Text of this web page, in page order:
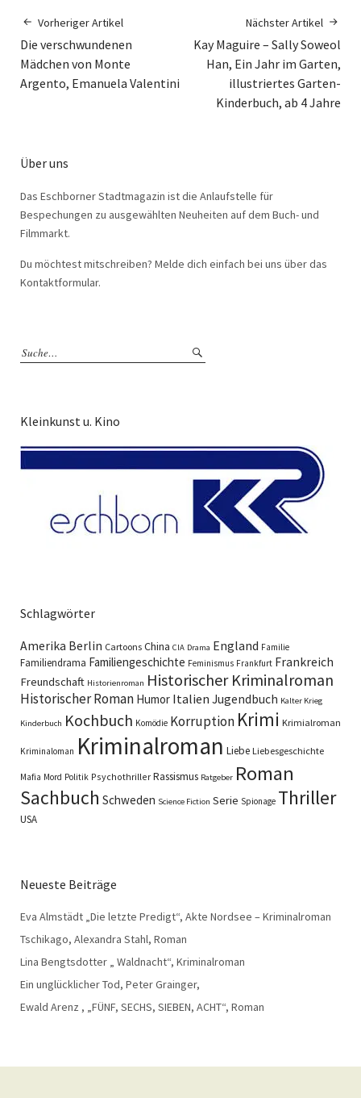
Vorheriger Artikel
Die verschwundenen
Mädchen von Monte
Argento, Emanuela Valentini
Nächster Artikel
Kay Maguire – Sally Soweol
Han, Ein Jahr im Garten,
illustriertes Garten-
Kinderbuch, ab 4 Jahre
Über uns
Das Eschborner Stadtmagazin ist die Anlaufstelle für
Bespechungen zu ausgewählten Neuheiten auf dem Buch- und
Filmmarkt.
Du möchtest mitschreiben? Melde dich einfach bei uns über das
Kontaktformular.
Kleinkunst u. Kino
Schlagwörter
Amerika Berlin Cartoons China CIA Drama England Familie
Familiendrama Familiengeschichte Feminismus Frankfurt Frankreich
Freundschaft Historienroman Historischer Kriminalroman
Historischer Roman Humor Italien Jugendbuch Kalter Krieg
Kinderbuch Kochbuch Komödie Korruption Krimi Krimialroman
Kriminaloman Kriminalroman Liebe Liebesgeschichte
Mafia Mord Politik Psychothriller Rassismus Ratgeber Roman
Sachbuch Schweden Science Fiction Serie Spionage Thriller
USA
Neueste Beiträge
Eva Almstädt „Die letzte Predigt“, Akte Nordsee – Kriminalroman
Tschikago, Alexandra Stahl, Roman
Lina Bengtsdotter „ Waldnacht“, Kriminalroman
Ein unglücklicher Tod, Peter Grainger,
Ewald Arenz , „FÜNF, SECHS, SIEBEN, ACHT“, Roman